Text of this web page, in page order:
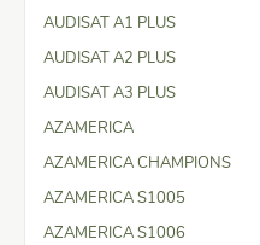
AUDISAT A1 PLUS
AUDISAT A2 PLUS
AUDISAT A3 PLUS
AZAMERICA
AZAMERICA CHAMPIONS
AZAMERICA S1005
AZAMERICA S1006